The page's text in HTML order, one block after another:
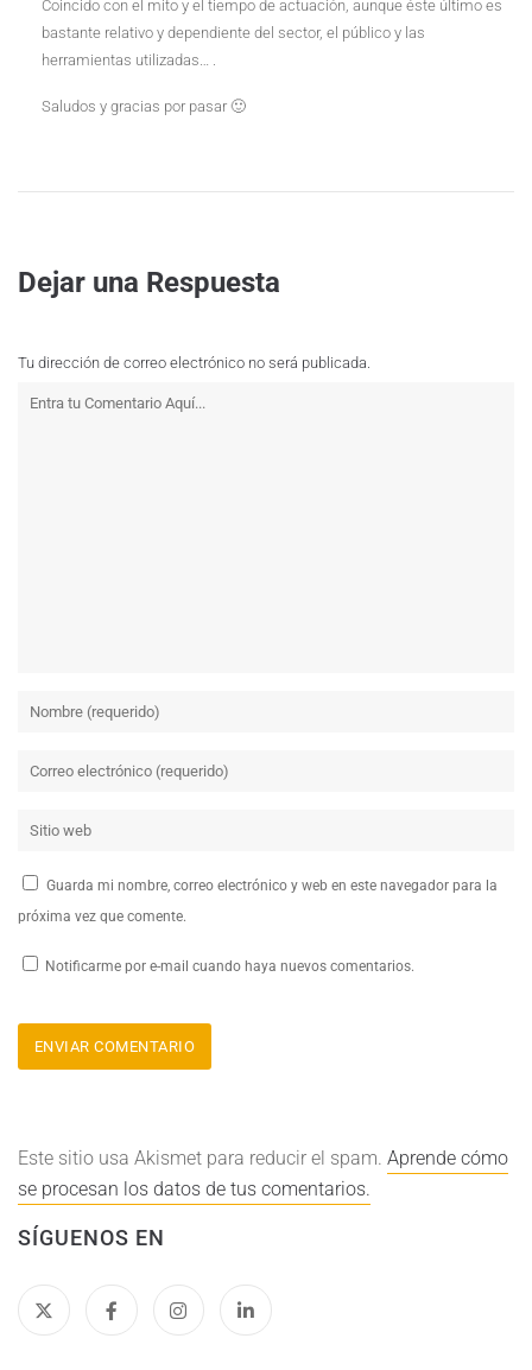
Coincido con el mito y el tiempo de actuación, aunque éste último es
bastante relativo y dependiente del sector, el público y las
herramientas utilizadas… .
Saludos y gracias por pasar 🙂
Dejar una Respuesta
Tu dirección de correo electrónico no será publicada.
Guarda mi nombre, correo electrónico y web en este navegador para la
próxima vez que comente.
Notificarme por e-mail cuando haya nuevos comentarios.
Este sitio usa Akismet para reducir el spam. Aprende cómo
se procesan los datos de tus comentarios.
SÍGUENOS EN